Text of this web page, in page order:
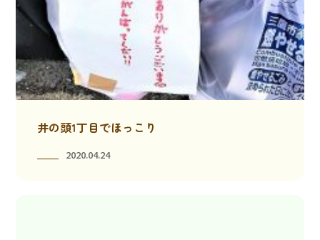
井の頭1丁目でほっこり
2020.04.24